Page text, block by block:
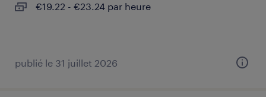
€19.22 - €23.24 par heure
publié le 31 juillet 2026